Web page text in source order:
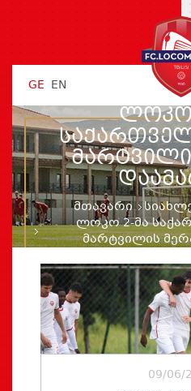
GE EN
ᲚᲝᲙᲝ
მთავარი
ლოკო 2-მა საქართველოს თასზე
მარტვილის
09/06/